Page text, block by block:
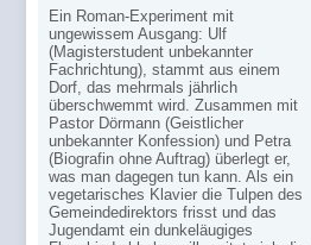
Ein Roman-Experiment mit
ungewissem Ausgang: Ulf
(Magisterstudent unbekannter
Fachrichtung), stammt aus einem
Dorf, das mehrmals jährlich
überschwemmt wird. Zusammen mit
Pastor Dörmann (Geistlicher
unbekannter Konfession) und Petra
(Biografin ohne Auftrag) überlegt er,
was man dagegen tun kann. Als ein
vegetarisches Klavier die Tulpen des
Gemeindedirektors frisst und das
Jugendamt ein dunkeläugiges